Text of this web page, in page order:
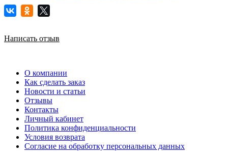
Написать отзыв
О компании
Как сделать заказ
Новости и статьи
Отзывы
Контакты
Личный кабинет
Политика конфиденциальности
Условия возврата
Согласие на обработку персональных данных